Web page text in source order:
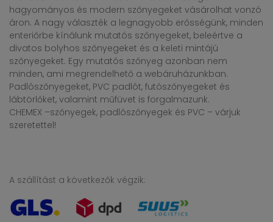
hagyományos és modern szőnyegeket vásárolhat vonzó
áron. A nagy választék a legnagyobb erősségünk, minden
enteriőrbe kínálunk mutatós szőnyegeket, beleértve a
divatos bolyhos szőnyegeket és a keleti mintájú
szőnyegeket. Egy mutatós szőnyeg azonban nem
minden, ami megrendelhető a webáruházunkban.
Padlószőnyegeket, PVC padlót, futószőnyegeket és
lábtörlőket, valamint műfüvet is forgalmazunk.
CHEMEX –szőnyegek, padlószőnyegek és PVC – várjuk
szeretettel!
A szállítást a következők végzik: